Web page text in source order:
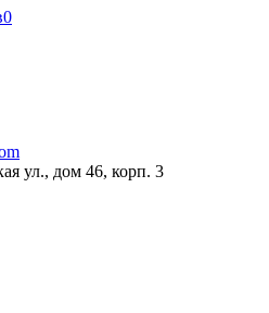
0
ул., дом 46, корп. 3